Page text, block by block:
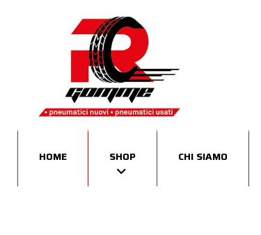
HOME SHOP CHI SIAMO